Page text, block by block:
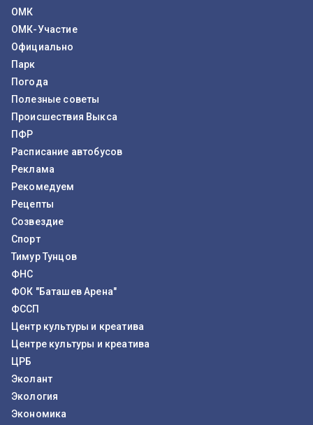
ОМК
ОМК-Участие
Официально
Парк
Погода
Полезные советы
Происшествия Выкса
ПФР
Расписание автобусов
Реклама
Рекомедуем
Рецепты
Созвездие
Спорт
Тимур Тунцов
ФНС
ФОК "Баташев Арена"
ФССП
Центр культуры и креатива
Центре культуры и креатива
ЦРБ
Эколант
Экология
Экономика